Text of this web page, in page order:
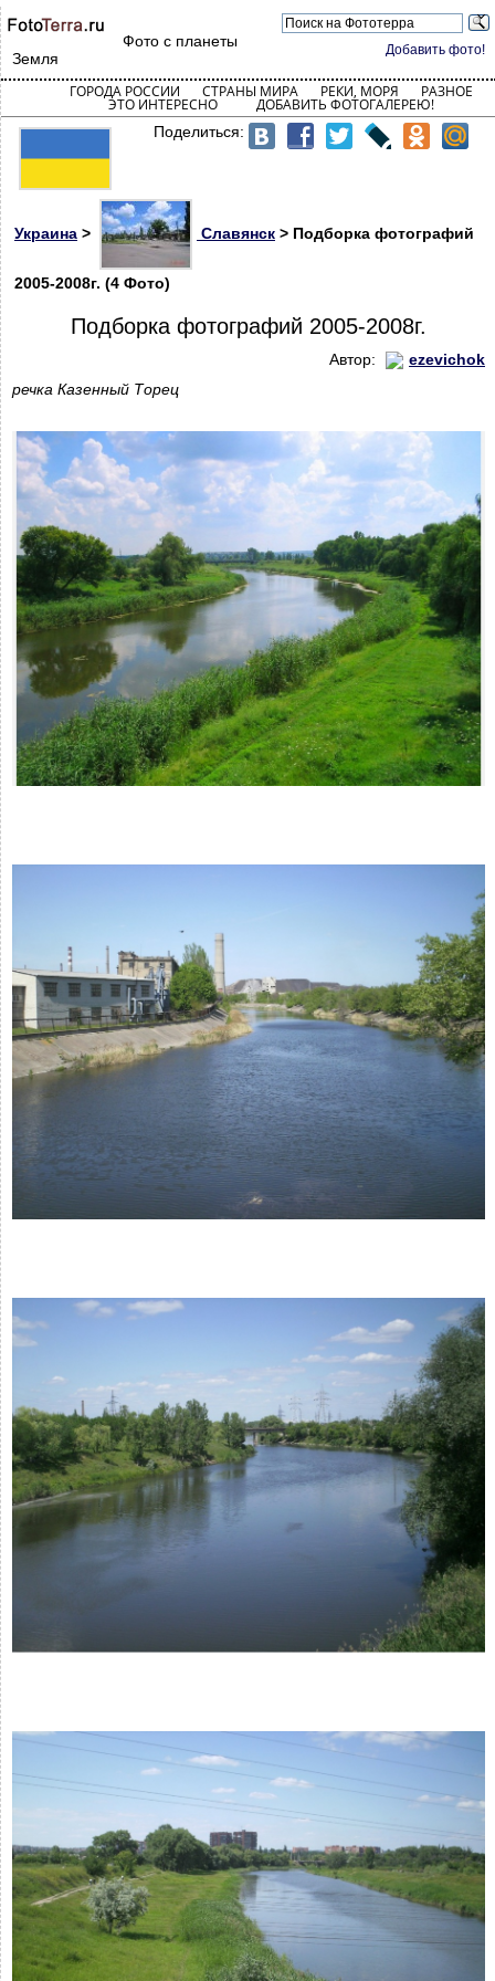
Добавить фото!
Фото с планеты
Земля
ГОРОДА РОССИИ СТРАНЫ МИРА РЕКИ, МОРЯ РАЗНОЕ
ЭТО ИНТЕРЕСНО ДОБАВИТЬ ФОТОГАЛЕРЕЮ!
Поделиться:
Украина > Славянск > Подборка фотографий
2005-2008г. (4 Фото)
Подборка фотографий 2005-2008г.
Автор:
ezevichok
речка Казенный Торец